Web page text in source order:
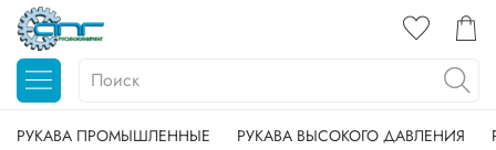
РУКАВА ПРОМЫШЛЕННЫЕ РУКАВА ВЫСОКОГО ДАВЛЕНИЯ